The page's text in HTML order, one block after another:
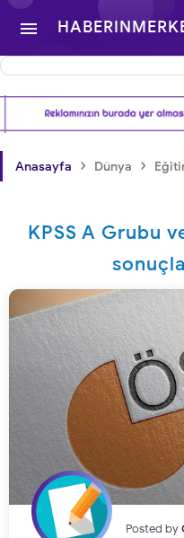

- TÜRKIYE VE
Anasayfa › Dünya ›
KPSS A Grubu
Posted by